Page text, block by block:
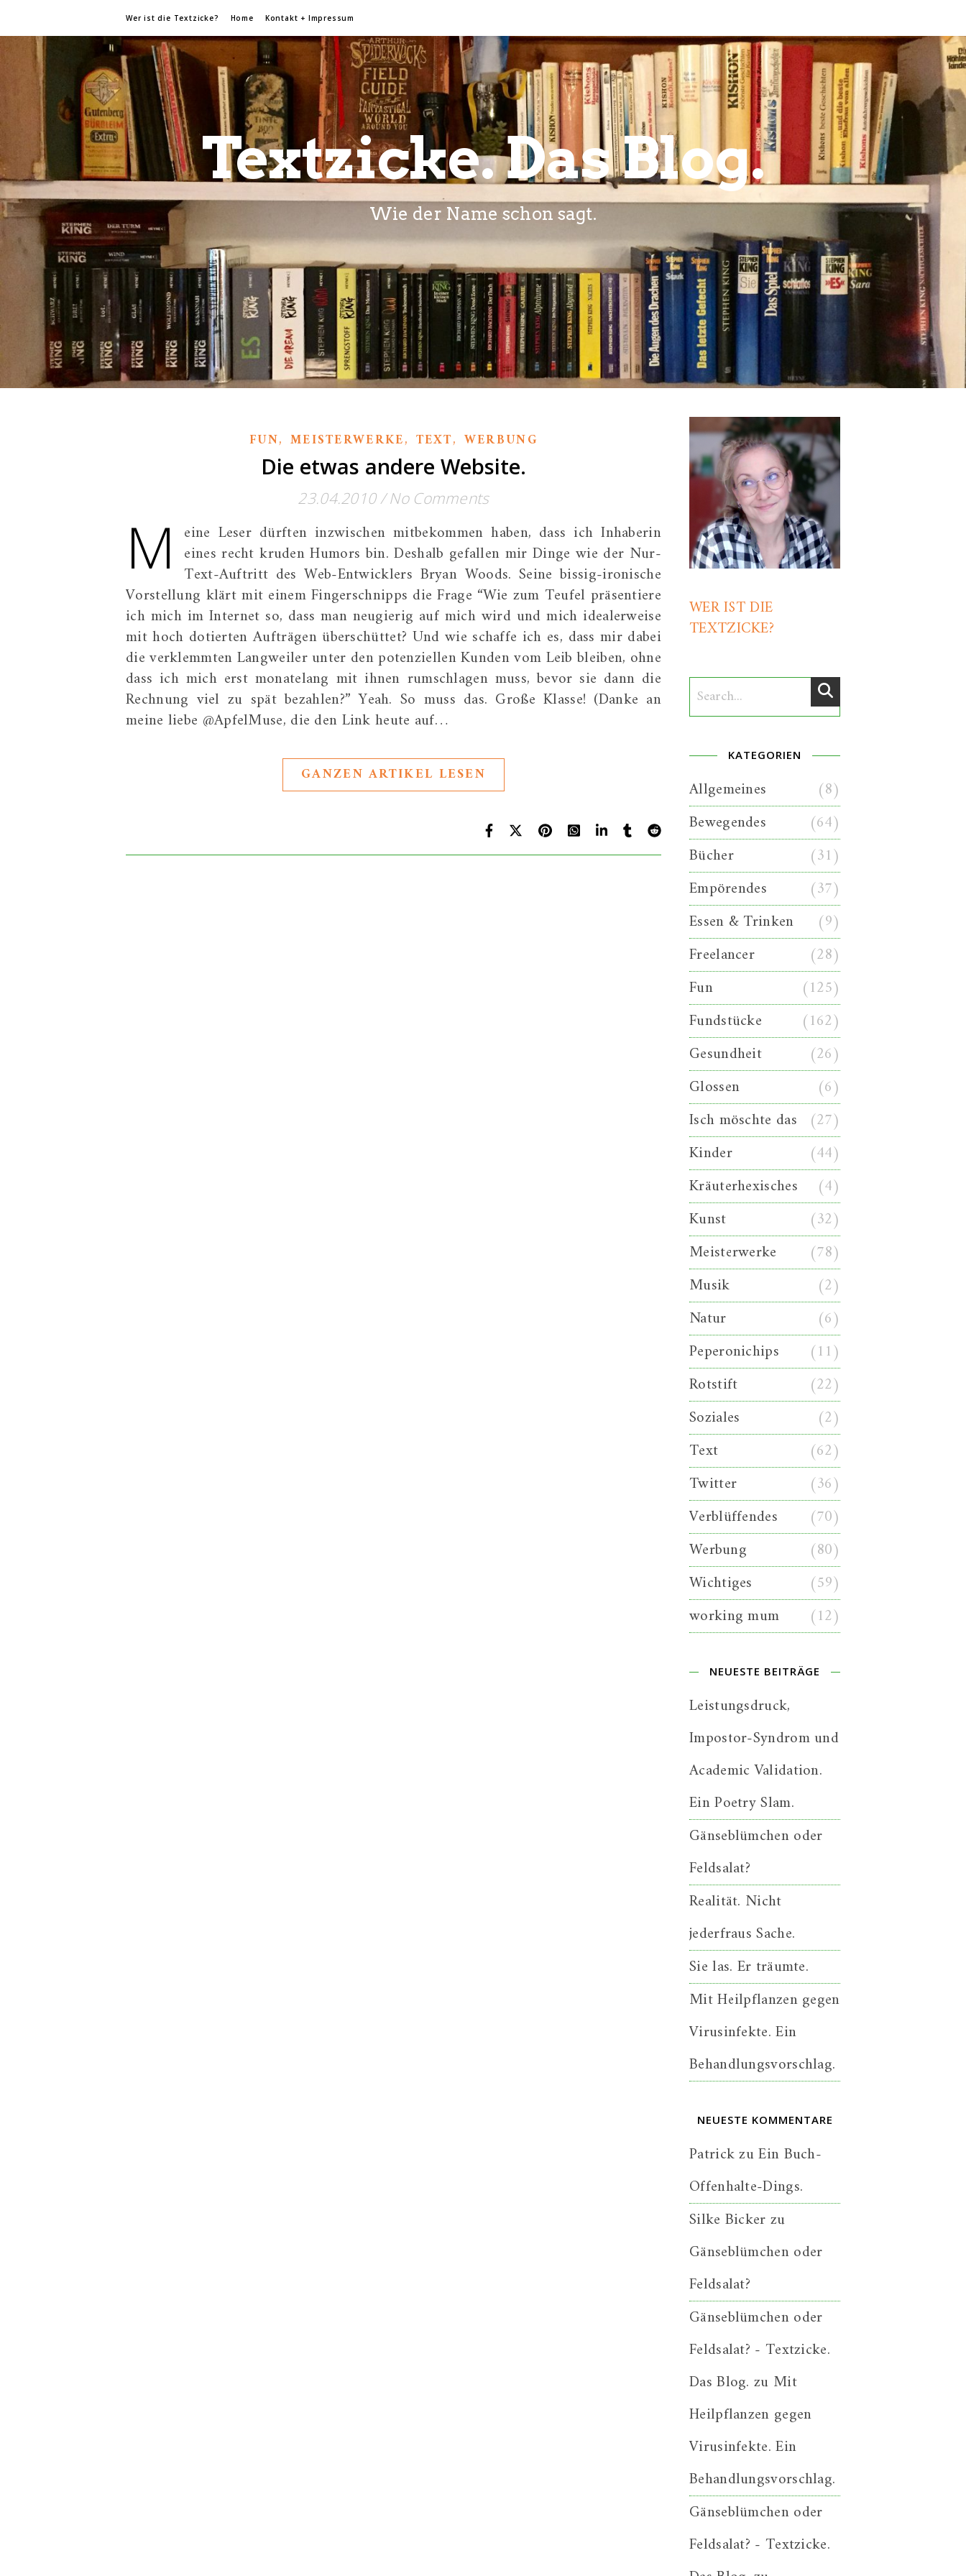
Wer ist die Textzicke? Home Kontakt + Impressum
Textzicke. Das Blog.
Wie der Name schon sagt.
FUN, MEISTERWERKE, TEXT, WERBUNG
Die etwas andere Website.
23.04.2010 / No Comments
M eine Leser dürften inzwischen mitbekommen haben, dass ich Inhaberin
eines recht kruden Humors bin. Deshalb gefallen mir Dinge wie der Nur-
Text-Auftritt des Web-Entwicklers Bryan Woods. Seine bissig-ironische
Vorstellung klärt mit einem Fingerschnipps die Frage “Wie zum Teufel präsentiere
ich mich im Internet so, dass man neugierig auf mich wird und mich idealerweise
mit hoch dotierten Aufträgen überschüttet? Und wie schaffe ich es, dass mir dabei
die verklemmten Langweiler unter den potenziellen Kunden vom Leib bleiben, ohne
dass ich mich erst monatelang mit ihnen rumschlagen muss, bevor sie dann die
Rechnung viel zu spät bezahlen?” Yeah. So muss das. Große Klasse! (Danke an
meine liebe @ApfelMuse, die den Link heute auf…
GANZEN ARTIKEL LESEN
WER IST DIE
TEXTZICKE?
KATEGORIEN
Allgemeines
(8)
Bewegendes
(64)
Bücher
(31)
Empörendes
(37)
Essen & Trinken
(9)
Freelancer
(28)
Fun
(125)
Fundstücke
(162)
Gesundheit
(26)
Glossen
(6)
Isch möschte das (27)
Kinder
(44)
Kräuterhexisches
(4)
Kunst
(32)
Meisterwerke
(78)
Musik
(2)
Natur
(6)
Peperonichips
(11)
Rotstift
(22)
Soziales
(2)
Text
(62)
Twitter
(36)
Verblüffendes
(70)
Werbung
(80)
Wichtiges
(59)
working mum
(12)
NEUESTE BEITRÄGE
Leistungsdruck,
Impostor-Syndrom und
Academic Validation.
Ein Poetry Slam.
Gänseblümchen oder
Feldsalat?
Realität. Nicht
jederfraus Sache.
Sie las. Er träumte.
Mit Heilpflanzen gegen
Virusinfekte. Ein
Behandlungsvorschlag.
NEUESTE KOMMENTARE
PatrickzuEin Buch-
Offenhalte-Dings.
Silke Bickerzu
Gänseblümchen oder
Feldsalat?
Gänseblümchen oder
Feldsalat? - Textzicke.
Das Blog. zu Mit
Heilpflanzen gegen
Virusinfekte. Ein
Behandlungsvorschlag.
Gänseblümchen oder
Feldsalat? - Textzicke.